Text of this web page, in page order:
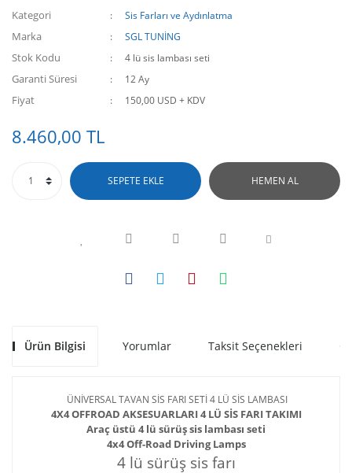
Kategori Sis Farları ve Aydınlatma
Marka SGL TUNİNG
Stok Kodu 4 lü sis lambası seti
Garanti Süresi 12 Ay
Fiyat 150,00 USD + KDV
8.460,00 TL
SEPETE EKLE HEMEN AL
Ürün Bilgisi Yorumlar Taksit Seçenekleri
ÜNİVERSAL TAVAN SİS FARI SETİ 4 LÜ SİS LAMBASI
4X4 OFFROAD AKSESUARLARI 4 LÜ SİS FARI TAKIMI
Araç üstü 4 lü sürüş sis lambası seti
4x4 Off-Road Driving Lamps
4 lü sürüş sis farı